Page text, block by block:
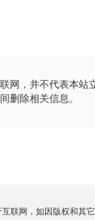
网，并不代表本站
删除相关信息。
联网，如因版权和其